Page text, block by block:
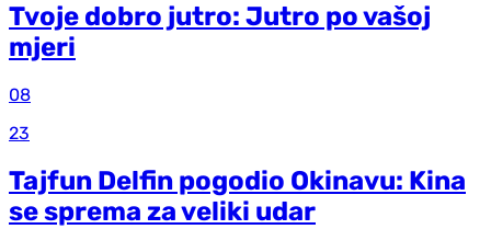
Tvoje dobro jutro: Jutro po vašoj
mjeri
08
23
Tajfun Delfin pogodio Okinavu: Kina
se sprema za veliki udar